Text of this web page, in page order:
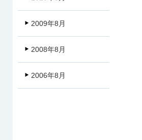
2009年8月
2008年8月
2006年8月